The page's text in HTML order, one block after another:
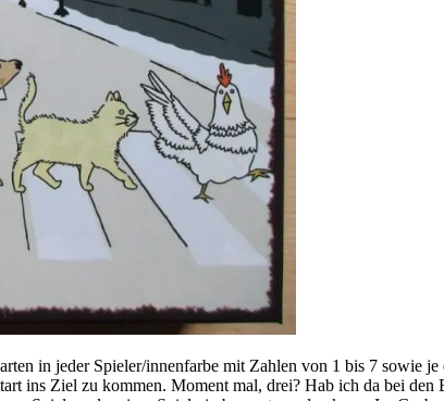
in jeder Spieler/innenfarbe mit Zahlen von 1 bis 7 sowie
ins Ziel zu kommen. Moment mal, drei? Hab ich da bei